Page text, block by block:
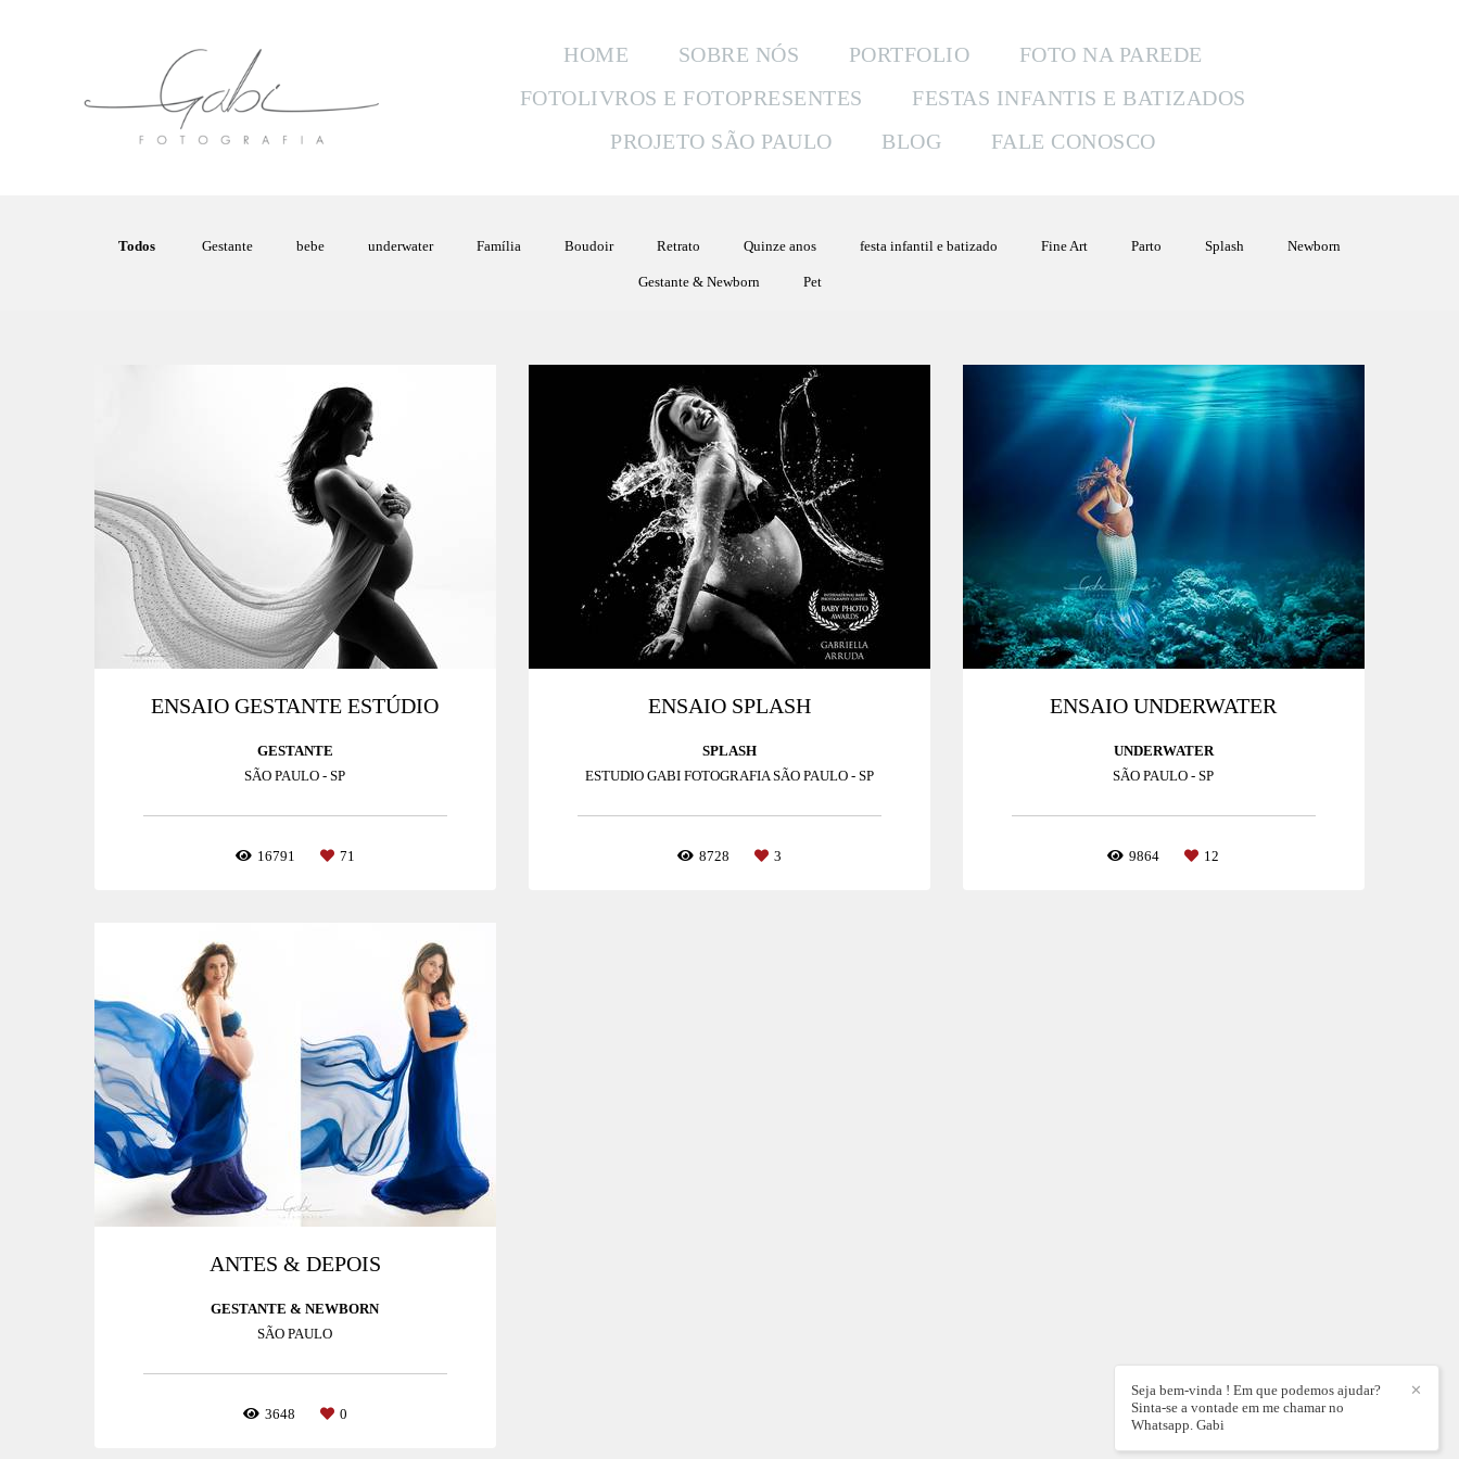
HOME SOBRE NÓS PORTFOLIO
FOTO NA PAREDE
FOTOLIVROS E FOTOPRESENTES
FESTAS INFANTIS E BATIZADOS
PROJETO SÃO PAULO
BLOG FALE CONOSCO
Todos Gestante bebe underwater Família Boudoir Retrato Quinze anos festa infantil e batizado Fine Art Parto Splash Newborn
Gestante & Newborn Pet
ENSAIO GESTANTE ESTÚDIO
GESTANTE
SÃO PAULO - SP
16791 71
ENSAIO SPLASH
SPLASH
ESTUDIO GABI FOTOGRAFIA SÃO PAULO - SP
8728 3
ENSAIO UNDERWATER
UNDERWATER
SÃO PAULO - SP
9864 12
ANTES & DEPOIS
GESTANTE & NEWBORN
SÃO PAULO
3648 0
✕
Seja bem-vinda ! Em que podemos ajudar?
Sinta-se a vontade em me chamar no
Whatsapp. Gabi